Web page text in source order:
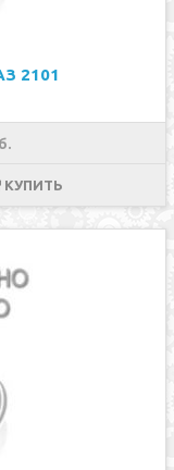
2101
КУПИТЬ